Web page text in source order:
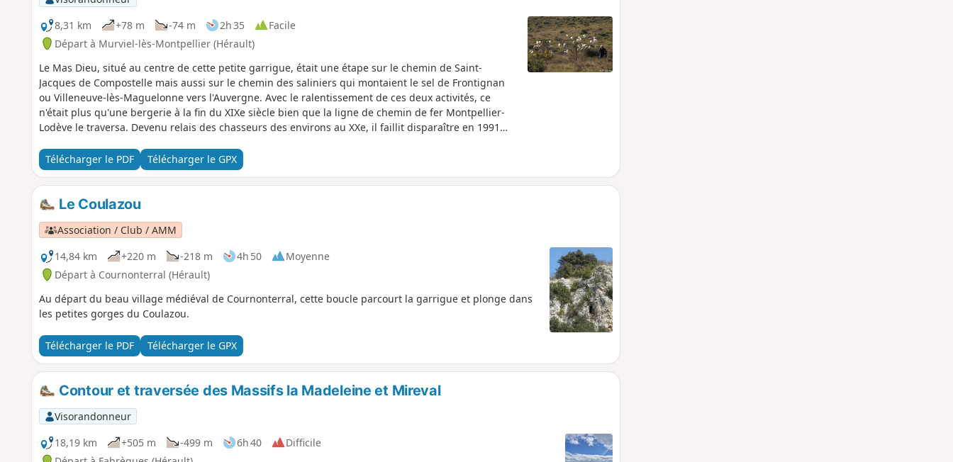
8,31 km
+78 m -74 m 2h 35
Facile
Départ à Murviel-lès-Montpellier (Hérault)
Le Mas Dieu, situé au centre de cette petite garrigue, était une étape sur le chemin de Saint-
Jacques de Compostelle mais aussi sur le chemin des saliniers qui montaient le sel de Frontignan
ou Villeneuve-lès-Maguelonne vers l'Auvergne. Avec le ralentissement de ces deux activités, ce
n'était plus qu'une bergerie à la fin du XIXe siècle bien que la ligne de chemin de fer Montpellier-
Lodève le traversa. Devenu relais des chasseurs des environs au XXe, il faillit disparaître en 1991
pour le sauver, un ensemble de bâtiments dotés de capteurs photovoltaïques sur le toit y furent
construits. Malheureusement les infrastructures routières sont inexistantes pour rejoindre
l'autoroute et le train, il ne reste que le ballast. Le départ est aussi possible depuis le parking de
l'ancienne cave coopérative de Saint-Paul-et-Valmalle en suivant l'ancienne vois ferrée jusqu'au
Télécharger le PDF Télécharger le GPX
Le Coulazou
Association / Club / AMM
14,84 km
+220 m -218 m 4h 50
Moyenne
Départ à Cournonterral (Hérault)
Au départ du beau village médiéval de Cournonterral, cette boucle parcourt la garrigue et plonge dans
les petites gorges du Coulazou.
Télécharger le PDF Télécharger le GPX
Contour et traversée des Massifs la Madeleine et Mireval
Visorandonneur
18,19 km
+505 m -499 m 6h 40
Difficile